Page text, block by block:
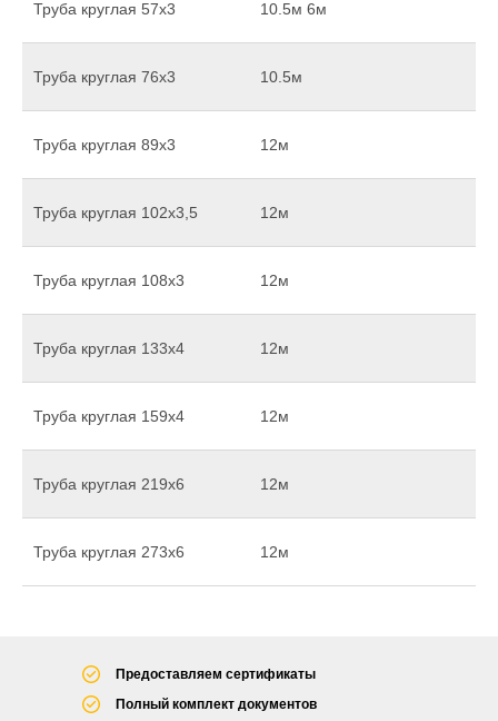
Труба круглая 57х3 10.5м 6м
Труба круглая 76х3 10.5м
Труба круглая 89х3 12м
Труба круглая 102х3,5 12м
Труба круглая 108х3 12м
Труба круглая 133х4 12м
Труба круглая 159х4 12м
Труба круглая 219х6 12м
Труба круглая 273х6 12м
Полный комплект документов
Предоставляем сертификаты